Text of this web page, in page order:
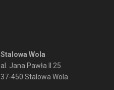
Stalowa Wola
al. Jana Pawła II 25
37-450 Stalowa Wola